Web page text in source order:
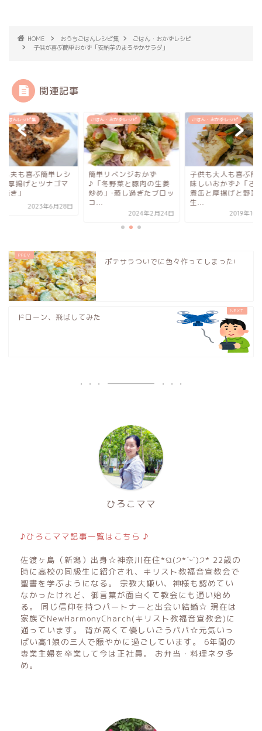
HOME おうちごはんレシピ集
ごはん・おかずレシピ
子供が喜ぶ簡単おかず「安納芋のまろやかサラダ」
関連記事
ごはんレシピ集
も夫も喜ぶ簡単レシ
厚揚げとツナゴマ
き」
2023年6月28日
ごはん・おかずレシピ
簡単リベンジおかず
♪「冬野菜と豚肉の生姜
炒め」‐蒸し過ぎたブロッ
コ...
2024年2月24日
ごはん・おかずレシピ
子供も大人も喜ぶ簡
味しいおかず♪「さ
煮缶と厚揚げと野菜
生...
2019年10
ポテサラついでに色々作ってしまった!
ドローン、飛ばしてみた
ひろこママ
♪ひろこママ記事一覧はこちら ♪
佐渡ヶ島（新潟）出身☆神奈川在住*ଘ(੭*ˊᵕˋ)੭* 22歳の
時に高校の同級生に紹介され、キリスト教福音宣教会で
聖書を学ぶようになる。 宗教大嫌い、神様も認めてい
なかったけれど、御言葉が面白くて教会にも通い始め
る。 同じ信仰を持つパートナーと出会い結婚☆ 現在は
家族でNewHarmonyCharch(キリスト教福音宣教会)に
通っています。 背が高くて優しいごうパパ☆元気いっ
ぱい高1娘の三人で賑やかに過ごしています。 6年間の
専業主婦を卒業して今は正社員。 お弁当・料理ネタ多
め。